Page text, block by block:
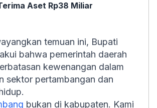
Aset Rp38 Miliar
temuan ini, Bupati
bahwa pemerintah daerah
kewenangan dalam
sektor pertambangan dan
bukan di kabupaten. Kami